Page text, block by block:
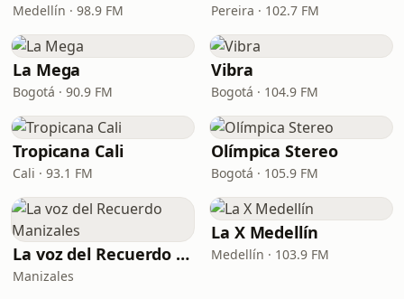
Medellín · 98.9 FM Pereira · 102.7 FM
La Mega
Bogotá · 90.9 FM
Vibra
Bogotá · 104.9 FM
Tropicana Cali
Cali · 93.1 FM
Olímpica Stereo
Bogotá · 105.9 FM
La voz del Recuerdo Manizales
Manizales
La X Medellín
Medellín · 103.9 FM